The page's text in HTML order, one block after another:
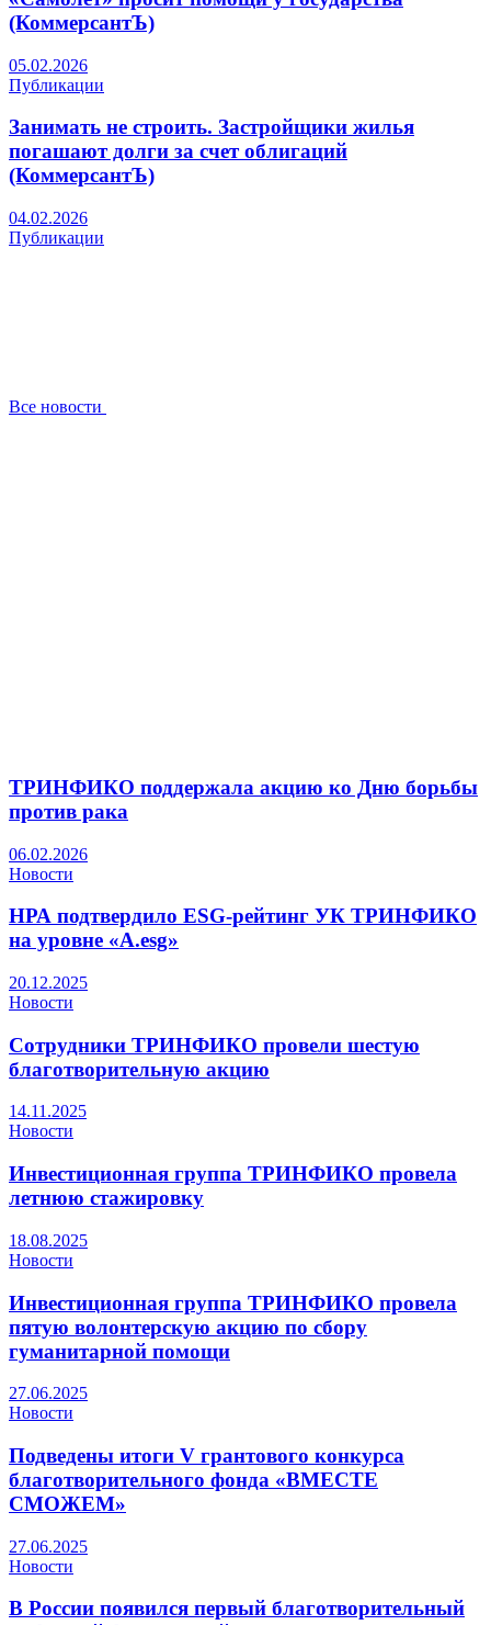
(КоммерсантЪ)
05.02.2026
Публикации
Занимать не строить. Застройщики жилья
погашают долги за счет облигаций
(КоммерсантЪ)
04.02.2026
Публикации
Все новости
ТРИНФИКО поддержала акцию ко Дню борьбы
против рака
06.02.2026
Новости
НРА подтвердило ESG-рейтинг УК ТРИНФИКО
на уровне «A.esg»
20.12.2025
Новости
Сотрудники ТРИНФИКО провели шестую
благотворительную акцию
14.11.2025
Новости
Инвестиционная группа ТРИНФИКО провела
летнюю стажировку
18.08.2025
Новости
Инвестиционная группа ТРИНФИКО провела
пятую волонтерскую акцию по сбору
гуманитарной помощи
27.06.2025
Новости
Подведены итоги V грантового конкурса
благотворительного фонда «ВМЕСТЕ
СМОЖЕМ»
27.06.2025
Новости
В России появился первый благотворительный